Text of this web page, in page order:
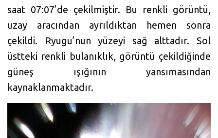
saat 07:07’de çekilmiştir. Bu renkli görüntü,
uzay aracından ayrıldıktan hemen sonra
çekildi. Ryugu’nun yüzeyi sağ alttadır. Sol
üstteki renkli bulanıklık, görüntü çekildiğinde
güneş ışığının yansımasından
kaynaklanmaktadır.